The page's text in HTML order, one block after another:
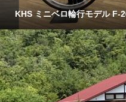
KHS ミニベロ輪行モデル F-